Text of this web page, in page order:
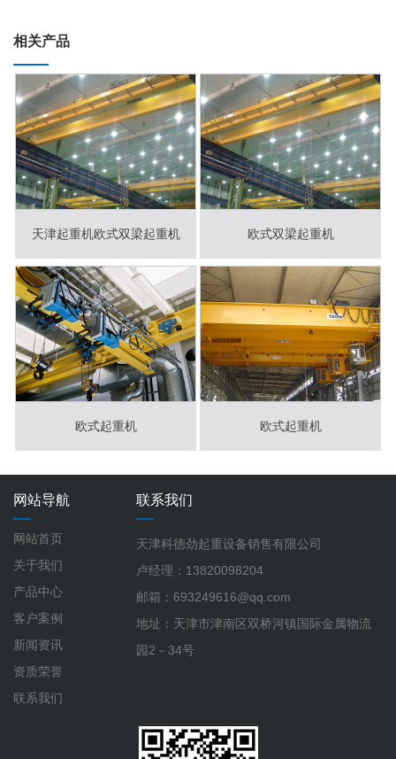
相关产品
天津起重机欧式双梁起重机 欧式双梁起重机
欧式起重机 欧式起重机
网站导航
网站首页
关于我们
产品中心
客户案例
新闻资讯
资质荣誉
联系我们
联系我们
天津科德劲起重设备销售有限公司
卢经理：13820098204
邮箱：693249616@qq.com
地址：天津市津南区双桥河镇国际金属物流
园2－34号